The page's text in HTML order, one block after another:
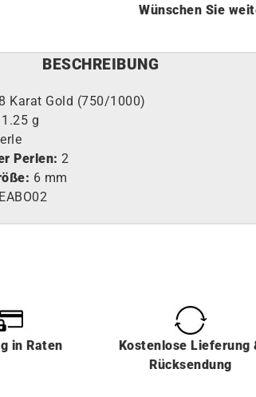
Wünschen Sie
BESCHREIBUNG
Karat Gold (750/1000)
1.25 g
Perlen: 2
6 mm
inRaten
Kostenlose Lieferung
Rücksendung